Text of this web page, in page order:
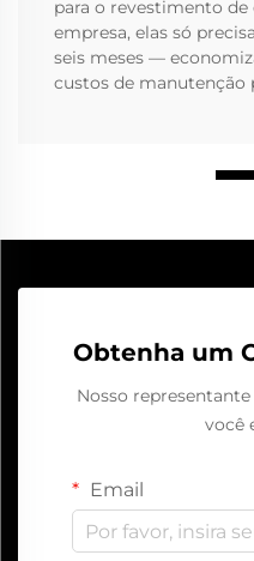
para o revestimento
empresa, elas só
seis meses —
custos de manutenção
Obtenha um
Nosso
você
Email